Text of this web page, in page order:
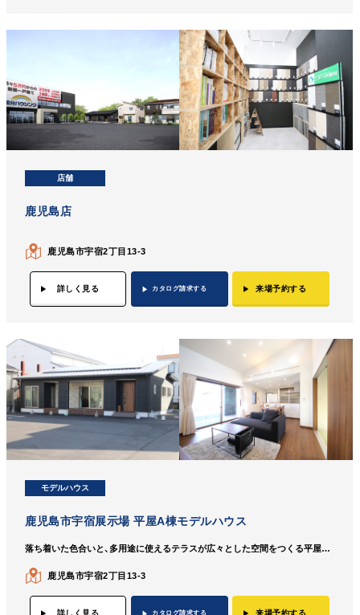
鹿児島店
店舗
鹿児島市宇宿2丁目13-3
詳しく見る カタログ請求する 来場予約する
鹿児島市宇宿展示場 平屋A棟モデルハウス
モデルハウス
落ち着いた色合いと、多用途に使えるテラスが広々とした空間をつくる平屋のモデルハウス。
鹿児島市宇宿2丁目13-3
詳しく見る カタログ請求する 来場予約する